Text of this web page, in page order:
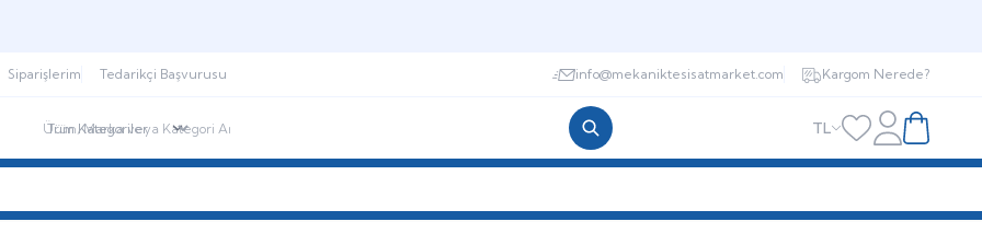
Siparişlerim Tedarikçi Başvurusu info@mekaniktesisatmarket.com Kargom Nerede?
TL Favorilerim
HesabımSepetim